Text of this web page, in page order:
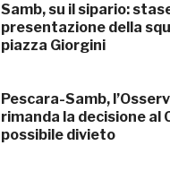
Samb, su il sipario:
presentazione della
piazza Giorgini
Pescara-Samb,
rimanda la decisione al
possibile divieto